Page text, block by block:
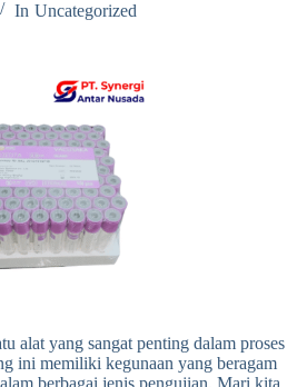
In Uncategorized
alat yang sangat penting dalam proses
ini memiliki kegunaan yang beragam
berbagai jenis pengujian. Mari kita